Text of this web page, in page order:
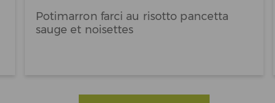
Potimarron farci au risotto pancetta
sauge et noisettes